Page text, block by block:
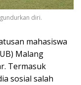
diri.
mahasiswa
Malang
Termasuk
sosial salah